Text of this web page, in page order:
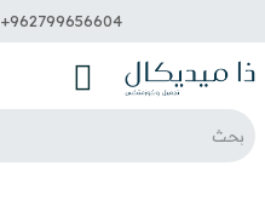
+962799656604